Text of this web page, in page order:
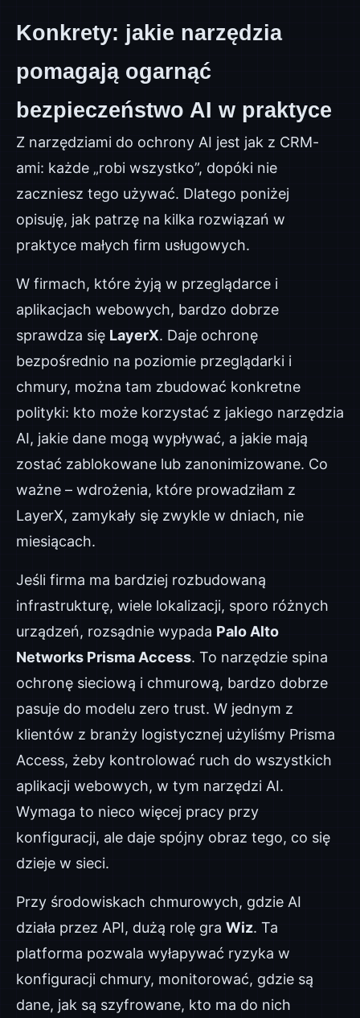
Konkrety: jakie narzędzia
pomagają ogarnąć
bezpieczeństwo AI w praktyce
Z narzędziami do ochrony AI jest jak z CRM-
ami: każde „robi wszystko”, dopóki nie
zaczniesz tego używać. Dlatego poniżej
opisuję, jak patrzę na kilka rozwiązań w
praktyce małych firm usługowych.
W firmach, które żyją w przeglądarce i
aplikacjach webowych, bardzo dobrze
sprawdza się LayerX. Daje ochronę
bezpośrednio na poziomie przeglądarki i
chmury, można tam zbudować konkretne
polityki: kto może korzystać z jakiego narzędzia
AI, jakie dane mogą wypływać, a jakie mają
zostać zablokowane lub zanonimizowane. Co
ważne – wdrożenia, które prowadziłam z
LayerX, zamykały się zwykle w dniach, nie
miesiącach.
Jeśli firma ma bardziej rozbudowaną
infrastrukturę, wiele lokalizacji, sporo różnych
urządzeń, rozsądnie wypada Palo Alto
Networks Prisma Access. To narzędzie spina
ochronę sieciową i chmurową, bardzo dobrze
pasuje do modelu zero trust. W jednym z
klientów z branży logistycznej użyliśmy Prisma
Access, żeby kontrolować ruch do wszystkich
aplikacji webowych, w tym narzędzi AI.
Wymaga to nieco więcej pracy przy
konfiguracji, ale daje spójny obraz tego, co się
dzieje w sieci.
Przy środowiskach chmurowych, gdzie AI
działa przez API, dużą rolę gra Wiz. Ta
platforma pozwala wyłapywać ryzyka w
konfiguracji chmury, monitorować, gdzie są
dane, jak są szyfrowane, kto ma do nich